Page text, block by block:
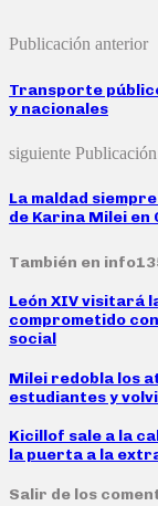
Publicación anterior
Transporte
y nacionales
siguiente Publicación
La maldad
de Karina Milei
También en
León XIV visitará
comprometido
social
Milei redobla los
estudiantes y
Kicillof sale a la
la puerta a la
Salir de los